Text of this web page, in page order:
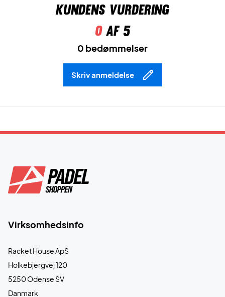
Kundens vurdering
0af 5
0 bedømmelser
Skriv anmeldelse
Virksomhedsinfo
Racket House ApS
Holkebjergvej 120
5250 Odense SV
Danmark